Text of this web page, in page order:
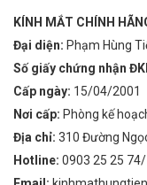
KÍNH MẮT CHÍNH
Đại diện: Phạm Hùng
Số giấy chứng nhận
Cấp ngày: 15/04/2001
Nơi cấp: Phòng kế
Địa chỉ: 310 Đường
Hotline: 0903 25 25